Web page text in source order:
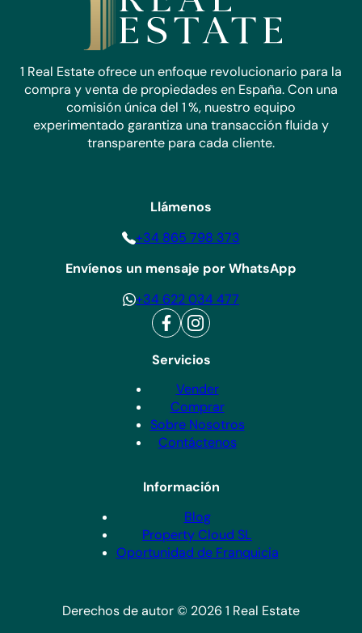
1 Real Estate ofrece un enfoque revolucionario para la
compra y venta de propiedades en España. Con una
comisión única del 1 %, nuestro equipo
experimentado garantiza una transacción fluida y
transparente para cada cliente.
Servicios
Vender
Comprar
Sobre Nosotros
Contáctenos
Información
Blog
Property Cloud SL
Oportunidad de Franquicia
Llámenos
+34 865 798 373
Envíenos un mensaje por WhatsApp
+34 622 034 477
Derechos de autor © 2026 1 Real Estate